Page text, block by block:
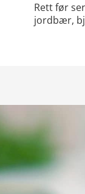
Rett før
jordbær,